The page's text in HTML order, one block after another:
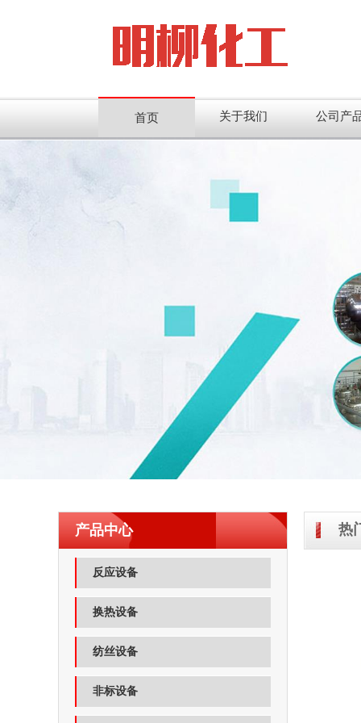
首页 关于我们 公司产
产品中心
反应设备
换热设备
纺丝设备
非标设备
热